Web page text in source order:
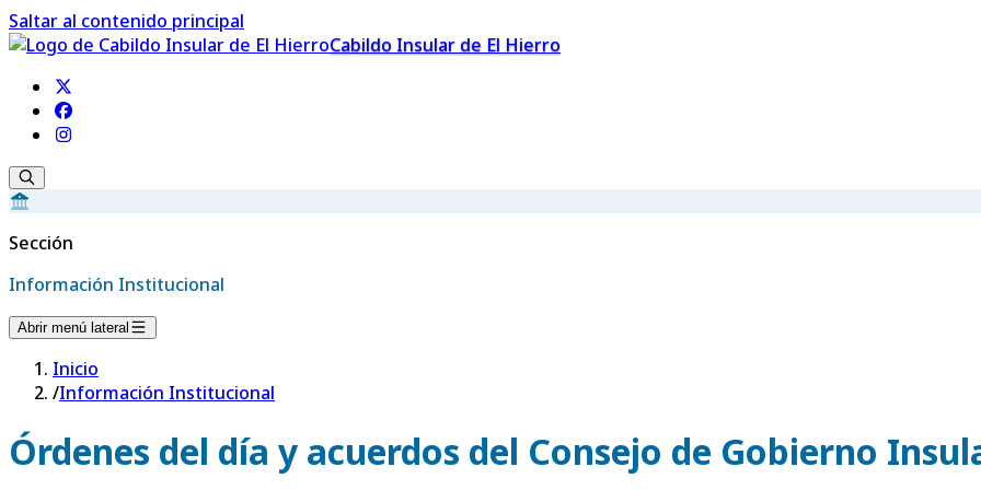
Saltar al contenido principal
Cabildo Insular de El Hierro
Sección
Información Institucional
Abrir menú lateral
Inicio
/Información Institucional
Órdenes del día y acuerdos del Consejo de Gobierno